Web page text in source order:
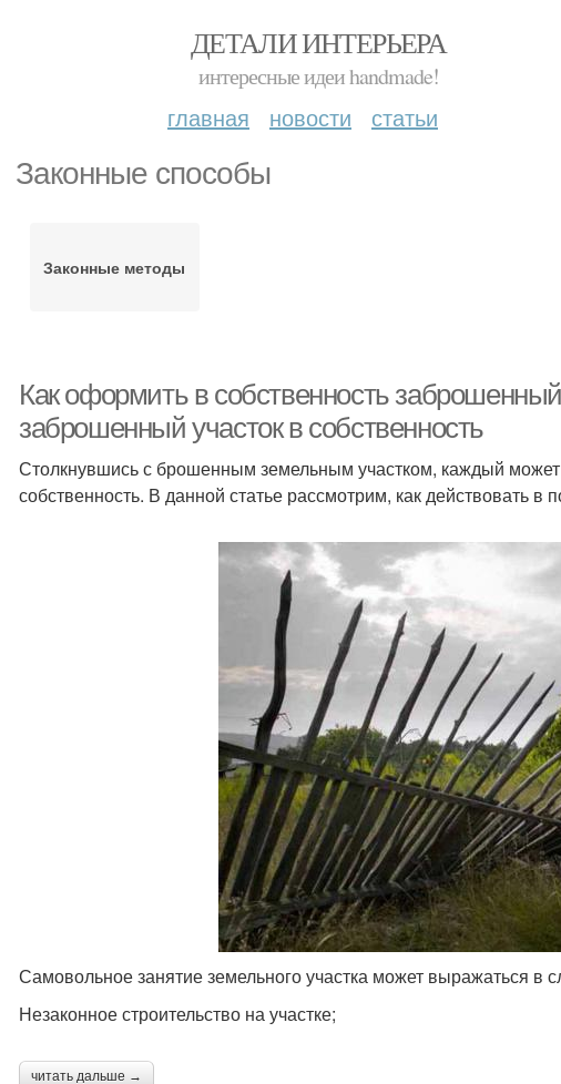
ДЕТАЛИ ИНТЕРЬЕРА
интересные идеи handmade!
главная новости статьи
Законные способы
Законные методы
Как оформить в собственность
заброшенный участок в собственность
Столкнувшись с брошенным земельным участком, каждый
собственность. В данной статье рассмотрим, как действовать в
Самовольное занятие земельного участка может выражаться в
Незаконное строительство на участке;
читать дальше →